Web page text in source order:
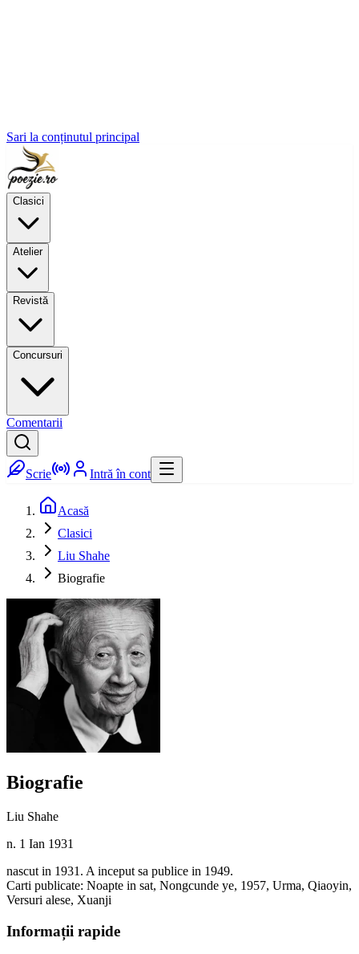
Sari la conținutul principal
Clasici
Atelier
Revistă
Concursuri
Comentarii
Scrie Intră în cont
Acasă
Clasici
Liu Shahe
Biografie
Biografie
Liu Shahe
n. 1 Ian 1931
nascut in 1931. A inceput sa publice in 1949.
Carti publicate: Noapte in sat, Nongcunde ye, 1957, Urma, Qiaoyin,
Versuri alese, Xuanji
Informații rapide